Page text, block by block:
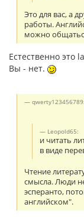
Это для вас, а
работы.
можно
Естественно это
Вы - нет.
qwerty123456789:
Leopold65:
и читать
в виде
Чтение
смысла. Люди
эсперанто,
английском".